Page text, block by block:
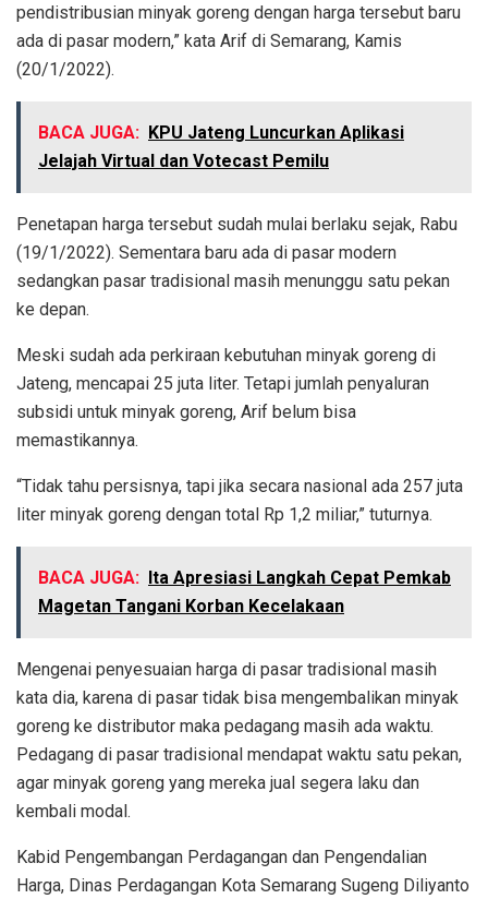
pendistribusian minyak goreng dengan harga tersebut baru
ada di pasar modern,” kata Arif di Semarang, Kamis
(20/1/2022).
BACA JUGA: KPU Jateng Luncurkan Aplikasi
Jelajah Virtual dan Votecast Pemilu
Penetapan harga tersebut sudah mulai berlaku sejak, Rabu
(19/1/2022). Sementara baru ada di pasar modern
sedangkan pasar tradisional masih menunggu satu pekan
ke depan.
Meski sudah ada perkiraan kebutuhan minyak goreng di
Jateng, mencapai 25 juta liter. Tetapi jumlah penyaluran
subsidi untuk minyak goreng, Arif belum bisa
memastikannya.
“Tidak tahu persisnya, tapi jika secara nasional ada 257 juta
liter minyak goreng dengan total Rp 1,2 miliar,” tuturnya.
BACA JUGA: Ita Apresiasi Langkah Cepat Pemkab
Magetan Tangani Korban Kecelakaan
Mengenai penyesuaian harga di pasar tradisional masih
kata dia, karena di pasar tidak bisa mengembalikan minyak
goreng ke distributor maka pedagang masih ada waktu.
Pedagang di pasar tradisional mendapat waktu satu pekan,
agar minyak goreng yang mereka jual segera laku dan
kembali modal.
Kabid Pengembangan Perdagangan dan Pengendalian
Harga, Dinas Perdagangan Kota Semarang Sugeng Diliyanto